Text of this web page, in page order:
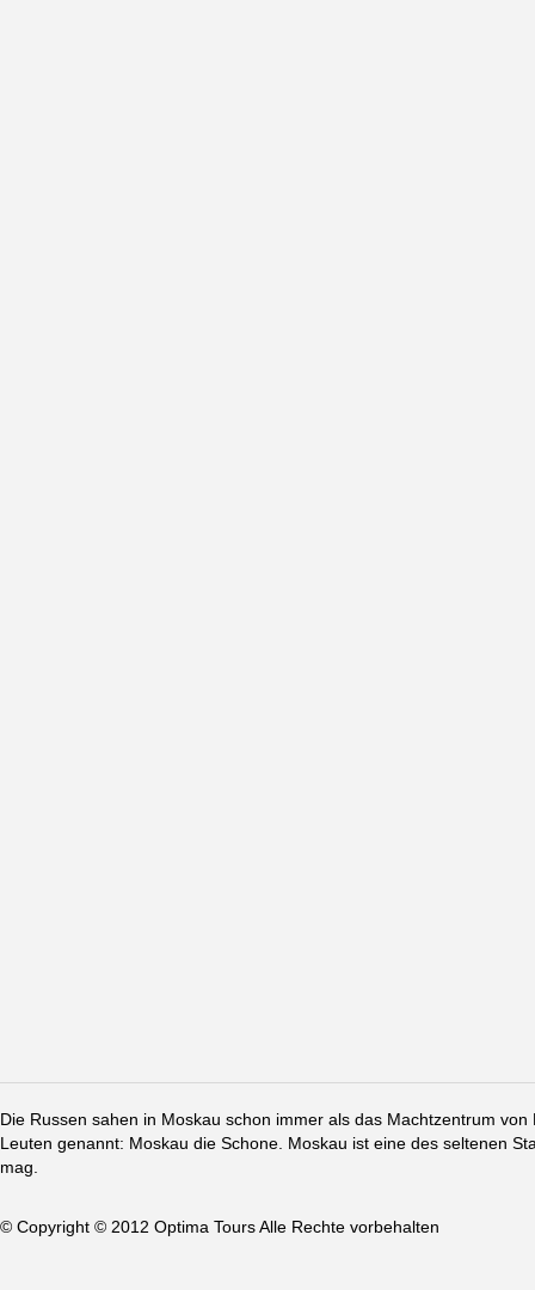
Die Russen sahen in Moskau schon immer als das Machtzentrum
Leuten genannt: Moskau die Schone. Moskau ist eine des seltenen
mag.
© Copyright © 2012 Optima Tours Alle Rechte vorbehalten